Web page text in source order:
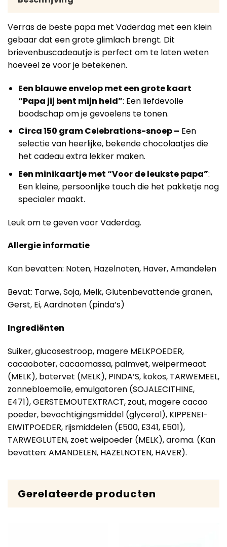
Verras de beste papa met Vaderdag met een klein
gebaar dat een grote glimlach brengt. Dit
brievenbuscadeautje is perfect om te laten weten
hoeveel ze voor je betekenen.
Een blauwe envelop met een grote kaart
“Papa jij bent mijn held”: Een liefdevolle
boodschap om je gevoelens te tonen.
Circa 150 gram Celebrations-snoep – Een
selectie van heerlijke, bekende chocolaatjes die
het cadeau extra lekker maken.
Een minikaartje met “Voor de leukste papa”:
Een kleine, persoonlijke touch die het pakketje nog
specialer maakt.
Leuk om te geven voor Vaderdag.
Allergie informatie
Kan bevatten: Noten, Hazelnoten, Haver, Amandelen
Bevat: Tarwe, Soja, Melk, Glutenbevattende granen,
Gerst, Ei, Aardnoten (pinda’s)
Ingrediënten
Suiker, glucosestroop, magere MELKPOEDER,
cacaoboter, cacaomassa, palmvet, weipermeaat
(MELK), botervet (MELK), PINDA’S, kokos, TARWEMEEL,
zonnebloemolie, emulgatoren (SOJALECITHINE,
E471), GERSTEMOUTEXTRACT, zout, magere cacao
poeder, bevochtigingsmiddel (glycerol), KIPPENEI-
EIWITPOEDER, rijsmiddelen (E500, E341, E501),
TARWEGLUTEN, zoet weipoeder (MELK), aroma. (Kan
bevatten: AMANDELEN, HAZELNOTEN, HAVER).
Gerelateerde producten